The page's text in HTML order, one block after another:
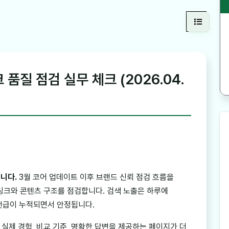
품질 점검 실무 체크 (2026.04.
다. 3월 코어 업데이트 이후 브랜드 신뢰 점검 흐름을
크와 콘텐츠 구조를 점검합니다. 검색 노출은 하루에
이 누적되면서 안정됩니다.
제 경험, 비교 기준, 명확한 답변을 제공하는 페이지가 더